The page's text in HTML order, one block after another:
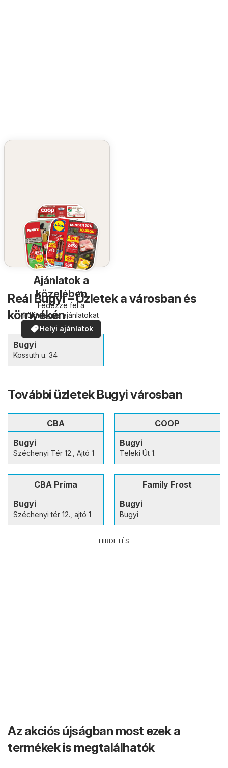
Ajánlatok a
közelében
Fedezze fel a
különleges ajánlatokat
Helyi ajánlatok
Reál Bugyi – Üzletek a városban és
környékén
Bugyi
Kossuth u. 34
További üzletek Bugyi városban
CBA
Bugyi
Széchenyi Tér 12., Ajtó 1
COOP
Bugyi
Teleki Út 1.
CBA Príma
Bugyi
Széchenyi tér 12., ajtó 1
Family Frost
Bugyi
Bugyi
HIRDETÉS
Az akciós újságban most ezek a
termékek is megtalálhatók